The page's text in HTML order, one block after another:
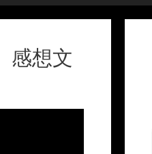
感想文